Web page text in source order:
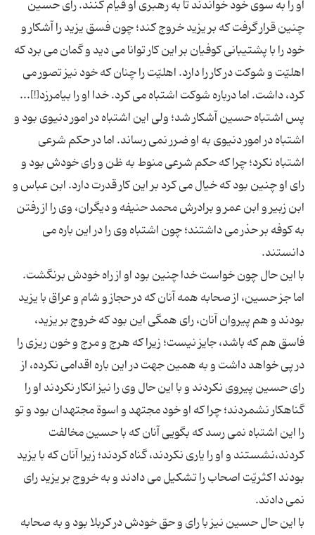
او را به سوی خود خواندند تا به رهبری او قیام كنند. رای حسین
چنین قرار گرفت كه بر یزید خروج كند؛ چون فسق یزید را آشكار و
خود را با پشتیبانی كوفیان بر این كار توانا می دید و گمان می برد كه
اهلیّت و شوكت در كار را دارد. اهلیّت را چنان كه خود نیز تصور می
پس اشتباه حسین آشكار شد؛ ولی این اشتباه در امور دنیوی بود و
اشتباه در امور دنیوی به او ضرر نمی رساند. اما در حكم شرعی
اشتباه نكرد؛ چرا كه حكم شرعی منوط به ظن و رای خودش بود و
رای او چنین بود كه خیال می كرد بر این كار قدرت دارد. ابن عباس و
ابن زبیر و ابن عمر و برادرش محمد حنیفه و دیگران، وی را از رفتن
به كوفه بر حذر می داشتند؛ چون اشتباه وی را در این باره می
با این حال چون خواست خدا چنین بود او از راه خودش برنگشت.
اما جز حسین، از صحابه همه آنان كه در حجاز و شام و عراق با یزید
بودند و هم پیروان آنان، رای همگی این بود كه خروج بر یزید،
فاسق هم كه باشد، جایز نیست؛ زیرا كه هرج و مرج و خون ریزی را
در پی خواهد داشت و به همین جهت در این باره اقدامی نكرده، از
رای حسین پیروی نكردند و با این حال وی را نیز انكار نكردند او را
گناهكار نشمردند؛ چرا كه او خود مجتهد و اسوة مجتهدان بود و تو
را این اشتباه نمی رسد كه بگویی آنان كه با حسین مخالفت
كردند،‌نشستند و او را یاری نكردند، گناه كردند؛ زیرا آنان كه با یزید
بودند اكثریّت اصحاب را تشكیل می دادند و به خروج بر یزید رای
با این حال حسین نیز با رای و حق خودش در كربلا بود و به صحابه